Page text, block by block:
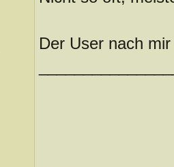
Der User nach